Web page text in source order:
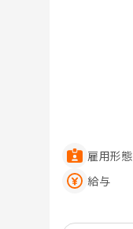
雇用形態
給与